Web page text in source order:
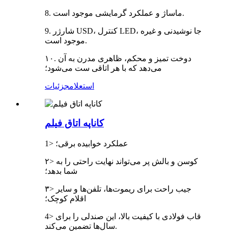
8. ماساژ و عملکرد گرمایشی موجود است.
9. شارژر USD، کنترل LED، جا نوشیدنی و غیره
موجود است.
۱۰. دوخت تمیز و محکم، ظاهری مدرن به آن
می‌دهد که با هر اتاقی ست می‌شود؛
استعلامجزئیات
کاناپه اتاق فیلم
1> عملکرد خوابیده برقی؛
۲> کوسن و بالش پر می‌تواند نهایت راحتی را به
شما بدهد؛
۳> جیب راحت برای ریموت‌ها، تلفن‌ها و سایر
اقلام کوچک؛
4> قاب فولادی با کیفیت بالا، این صندلی را برای
سال‌ها تضمین می‌کند.